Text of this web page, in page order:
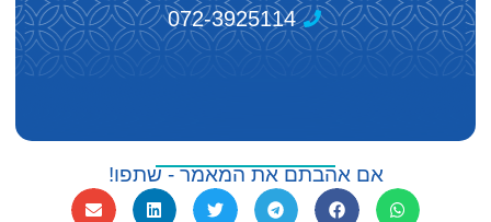
072-3925114
אם אהבתם את המאמר - שתפו!